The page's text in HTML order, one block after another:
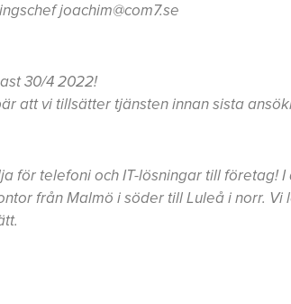
joachim@com7.se
30/42022!
att vi tillsätter tjänsten innan sista
för telefoni och IT-lösningar till företag!
från Malmö i söder till Luleå i norr.